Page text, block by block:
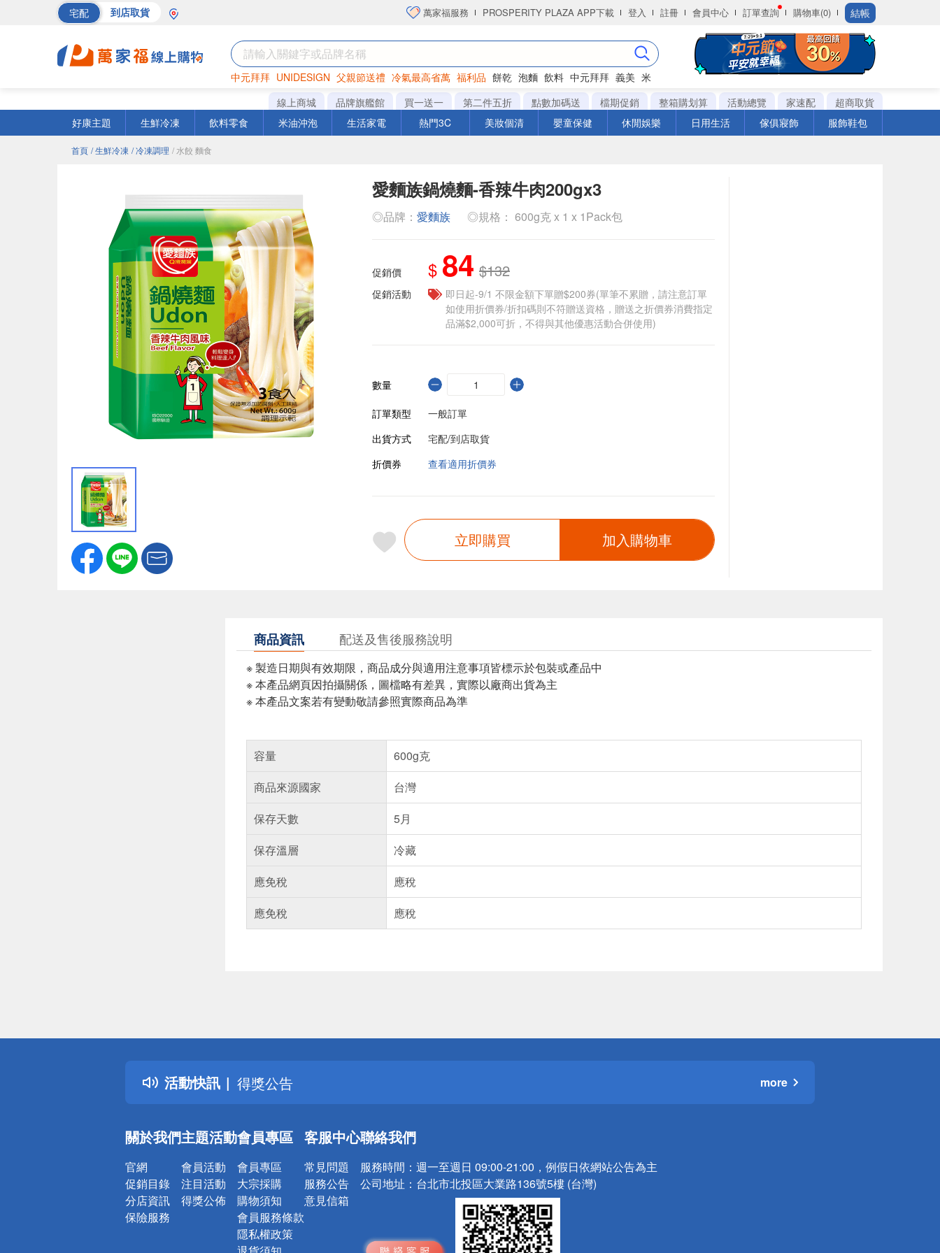
宅配 到店取貨 萬家福服務 PROSPERITY PLAZA APP下載 登入 註冊 會員中心 訂單查詢 購物車(0) 結帳
中元拜拜 UNIDESIGN 父親節送禮 冷氣最高省萬 福利品 餅乾 泡麵 飲料 中元拜拜 義美 米
罐頭 海苔 洋芋片
線上商城 品牌旗艦館 買一送一 第二件五折 點數加碼送 檔期促銷 整箱購划算 活動總覽 家速配
超商取貨
好康主題
生鮮冷凍 飲料零食 米油沖泡 生活家電 熱門3C 美妝個清 嬰童保健 休閒娛樂 日用生活 傢俱寢飾 服飾鞋包
首頁 / 生鮮冷凍 / 冷凍調理 / 水餃 麵食
愛麵族鍋燒麵-香辣牛肉200gx3
◎品牌： 愛麵族 ◎規格： 600g克 x 1 x 1Pack包
促銷價 $ 84 $132
促銷活動
即日起-9/1 不限金額下單贈$200券(單筆不累贈，請注意訂單
如使用折價券/折扣碼則不符贈送資格，贈送之折價券消費指定
品滿$2,000可折，不得與其他優惠活動合併使用)
數量
訂單類型
一般訂單
出貨方式
宅配/到店取貨
折價券
查看適用折價券
立即購買 加入購物車
商品資訊 配送及售後服務說明
※ 製造日期與有效期限，商品成分與適用注意事項皆標示於包裝或產品中
※ 本產品網頁因拍攝關係，圖檔略有差異，實際以廠商出貨為主
※ 本產品文案若有變動敬請參照實際商品為準
容量
600g克
商品來源國家
台灣
保存天數
5月
保存溫層
冷藏
應免稅
應稅
應免稅
應稅
活動快訊
詐騙網頁！請小心！
得獎公告
熱門話題
銀行優惠
詐騙網頁！請小心！
more
關於我們
官網
促銷目錄
分店資訊
保險服務
主題活動
會員活動
注目活動
得獎公佈
會員專區
會員專區
大宗採購
購物須知
會員服務條款
隱私權政策
客服中心
常見問題
服務公告
意見信箱
聯絡我們
服務時間： 週一至週日 09:00-21:00，例假日依網站公告為主
公司地址： 台北市北投區大業路136號5樓 (台灣)